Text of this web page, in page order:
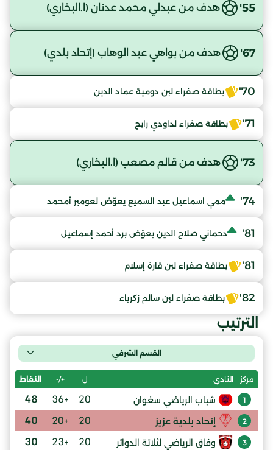
55' هدف من عبدلي محمد عدنان (ا.البخاري)
67' هدف من بواهي عبد الوهاب (إتحاد بلدي)
70' بطاقة صفراء لبن دومية عماد الدين
71' بطاقة صفراء لداودي رابح
73' هدف من قالم مصعب (ا.البخاري)
74' ممي اسماعيل عبد السميع يعوّض لعومير أمحمد
81' دحماني صلاح الدين يعوّض برد أحمد إسماعيل
81' بطاقة صفراء لبن قارة إسلام
82' بطاقة صفراء لبن سالم زكرياء
الترتيب
القسم الشرفي
مركز النادي ل +/- النقاط
1 شباب الرياضي سغوان 20
+36
48
2 إتحاد بلدية عزيز 20
+20
40
3 وفاق الرياضي لثلاتة الدوائر 20
+23
30